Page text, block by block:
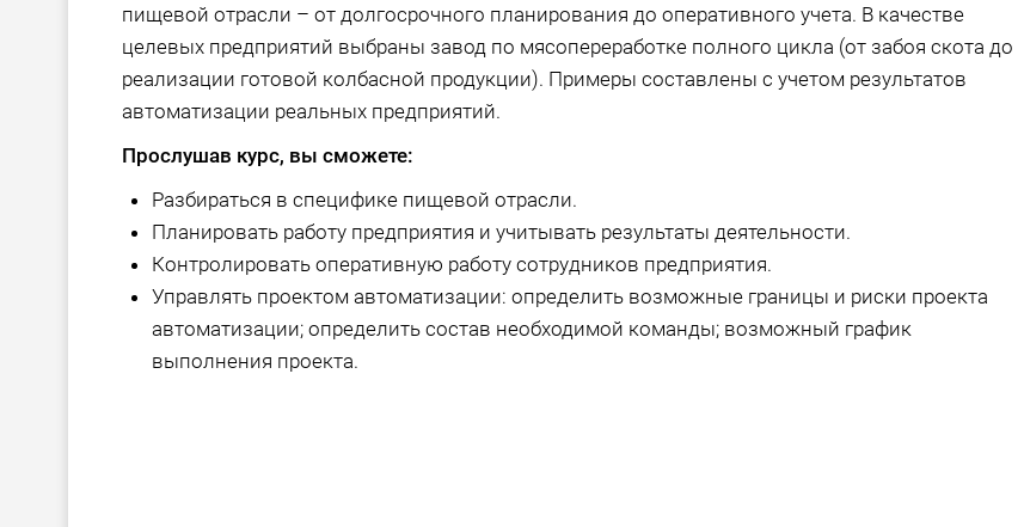
пищевой отрасли – от долгосрочного планирования до оперативного учета. В качестве
целевых предприятий выбраны завод по мясопереработке полного цикла (от забоя скота до
реализации готовой колбасной продукции). Примеры составлены с учетом результатов
автоматизации реальных предприятий.
Прослушав курс, вы сможете:
Разбираться в специфике пищевой отрасли.
Планировать работу предприятия и учитывать результаты деятельности.
Контролировать оперативную работу сотрудников предприятия.
Управлять проектом автоматизации: определить возможные границы и риски проекта
автоматизации; определить состав необходимой команды; возможный график
выполнения проекта.